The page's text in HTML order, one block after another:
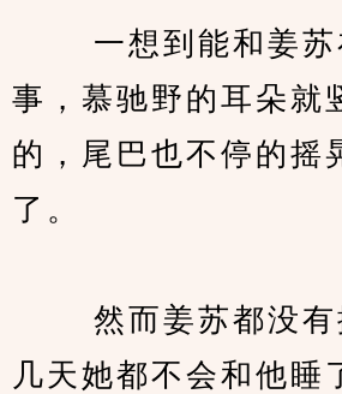
一想到能和姜苏
事，慕驰野的耳朵就
的，尾巴也不停的摇
了。
然而姜苏都没有
几天她都不会和他睡